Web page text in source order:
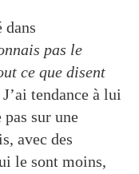
dans
pas le
ce que disent
J’ai tendance à lui
sur une
avec des
le sont moins,